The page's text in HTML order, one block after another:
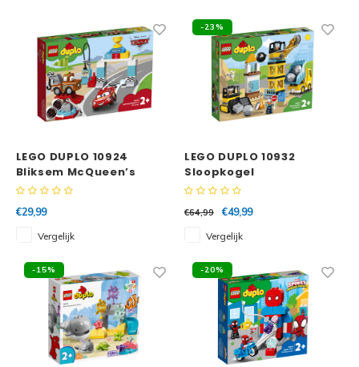
LEGO DUPLO 10924
Bliksem McQueen’s
racedag
€29,99
Vergelijk
-23%
LEGO DUPLO 10932
Sloopkogel
Afbraakwerken
€64,99
€49,99
Vergelijk
-15% -20%